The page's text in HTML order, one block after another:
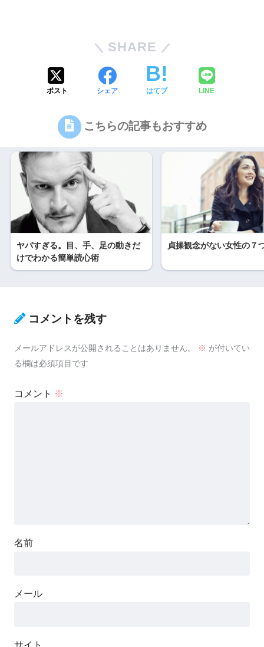
SHARE
ポスト シェア はてブ LINE
こちらの記事もおすすめ
ヤバすぎる。目、手、足の動きだ
けでわかる簡単読心術
貞操観念がない女性の７
コメントを残す
メールアドレスが公開されることはありません。 ※ が付いてい
る欄は必須項目です
コメント ※
名前
メール
サイト